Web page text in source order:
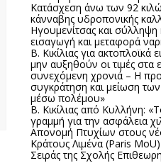
Κατάσχεση άνω των 92
κάνναβης υδροπονικής
Ηγουμενίτσας και
εισαγωγή και μεταφορά
Β. Κικίλιας για ακτοπλοϊκά
μην αυξηθούν οι τιμές στα
συνεχόμενη χρονιά – Η
συγκράτηση και μείωση των
μέσω πολέμου»
Β. Κικίλιας από Κυλλήνη:
γραμμή για την ασφάλεια
Απονομή Πτυχίων στους
Κράτους Λιμένα (Paris MoU)
Σειράς της Σχολής